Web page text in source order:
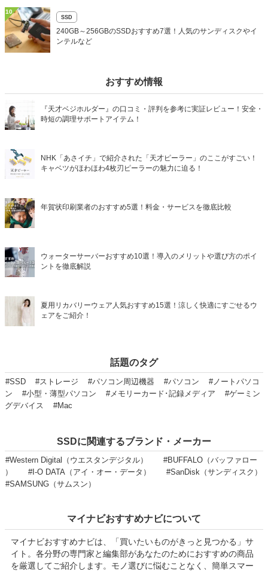
10
SSD
240GB～256GBのSSDおすすめ7選！人気のサンディスクやイ
ンテルなど
おすすめ情報
『天才ベジホルダー』の口コミ・評判を参考に実証レビュー！安全・
時短の調理サポートアイテム！
NHK「あさイチ」で紹介された「天才ピーラー」のここがすごい！
キャベツがほわほわ4枚刃ピーラーの魅力に迫る！
年賀状印刷業者のおすすめ5選！料金・サービスを徹底比較
ウォーターサーバーおすすめ10選！導入のメリットや選び方のポイ
ントを徹底解説
夏用リカバリーウェア人気おすすめ15選！涼しく快適にすごせるウ
ェアをご紹介！
話題のタグ
#SSD #ストレージ #パソコン周辺機器 #パソコン
#ノートパソコ
ン
#小型・薄型パソコン #メモリーカード･記録メディア
#ゲーミン
グデバイス
#Mac
SSDに関連するブランド・メーカー
#Western Digital（ウエスタンデジタル）
#BUFFALO（バッファロー
）
#I-O DATA（アイ・オー・データ）
#SanDisk（サンディスク）
#SAMSUNG（サムスン）
マイナビおすすめナビについて
マイナビおすすめナビは、「買いたいものがきっと見つかる」サ
イト。各分野の専門家と編集部があなたのためにおすすめの商品
を厳選してご紹介します。モノ選びに悩むことなく、簡単スマー